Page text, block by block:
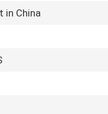
in China